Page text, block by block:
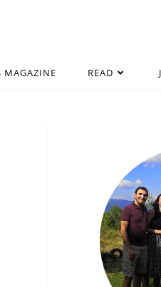
MAGAZINE READ